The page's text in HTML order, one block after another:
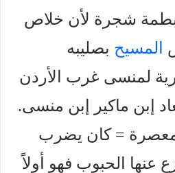
شجرة لأن خلاص
المسيح بصليبه
لمنسى غرب الأردن
إبن ماكير إبن منسى.
= كان يضرب
عنها الحبوب فهو أولاً